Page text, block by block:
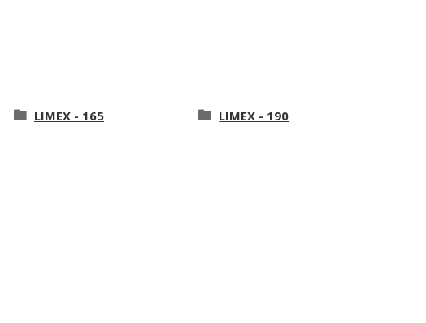
LIMEX - 165 LIMEX - 190